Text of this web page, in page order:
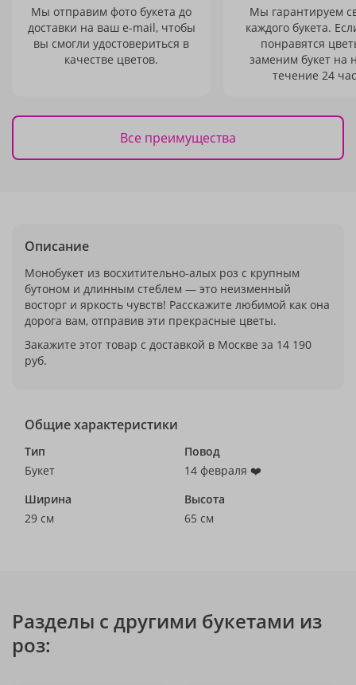
Мы отправим фото букета до
доставки на ваш e-mail, чтобы
вы смогли удостовериться в
качестве цветов.
Мы гарантируем
каждого букета.
понравятся
заменим букет на
течение 24
Все преимущества
Описание
Монобукет из восхитительно-алых роз с крупным
бутоном и длинным стеблем — это неизменный
восторг и яркость чувств! Расскажите любимой как она
дорога вам, отправив эти прекрасные цветы.
Закажите этот товар с доставкой в Москве за 14 190
руб.
Общие характеристики
Тип
Букет
Повод
14 февраля ❤️
Ширина
29 см
Высота
65 см
Разделы с другими букетами из
роз: